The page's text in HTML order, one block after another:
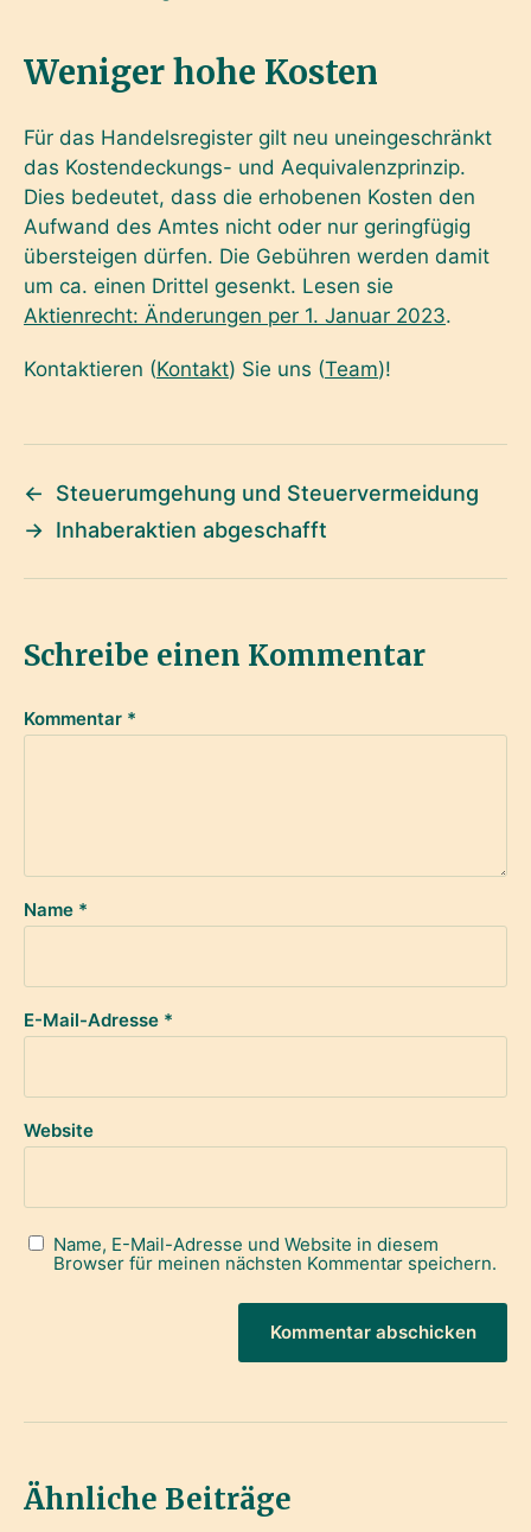
Weniger hohe Kosten
Für das Handelsregister gilt neu uneingeschränkt
das Kostendeckungs- und Aequivalenzprinzip.
Dies bedeutet, dass die erhobenen Kosten den
Aufwand des Amtes nicht oder nur geringfügig
übersteigen dürfen. Die Gebühren werden damit
um ca. einen Drittel gesenkt. Lesen sie
Aktienrecht: Änderungen per 1. Januar 2023.
Kontaktieren (Kontakt) Sie uns (Team)!
←
Steuerumgehung und Steuervermeidung
→ Inhaberaktien abgeschafft
Schreibe einen Kommentar
Kommentar *
Name *
E-Mail-Adresse *
Website
Name, E-Mail-Adresse und Website in diesem
Browser für meinen nächsten Kommentar speichern.
Ähnliche Beiträge